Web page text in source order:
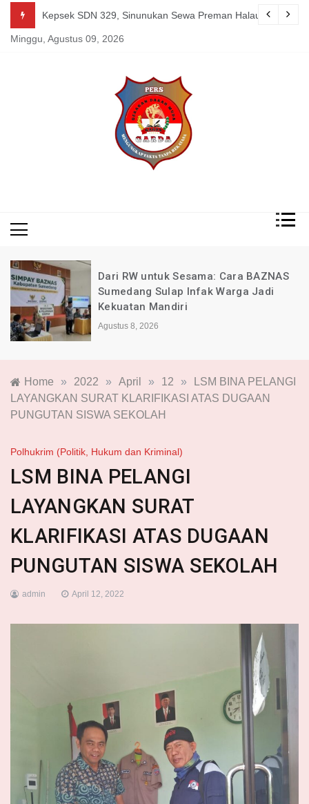
content
Tetap Berkarya dan Mandiri Agustus 07, 2026
Kepsek SDN 329, Sinunukan Sewa Preman Halau LSM
Minggu, Agustus 09, 2026
Dari RW untuk Sesama: Cara BAZNAS
Sumedang Sulap Infak Warga Jadi
Kekuatan Mandiri
Agustus 8, 2026
Home » 2022 » April » 12 »
LSM BINA PELANGI
LAYANGKAN SURAT KLARIFIKASI ATAS DUGAAN
PUNGUTAN SISWA SEKOLAH
Polhukrim (Politik, Hukum dan Kriminal)
LSM BINA PELANGI
LAYANGKAN SURAT
KLARIFIKASI ATAS DUGAAN
PUNGUTAN SISWA SEKOLAH
admin April 12, 2022